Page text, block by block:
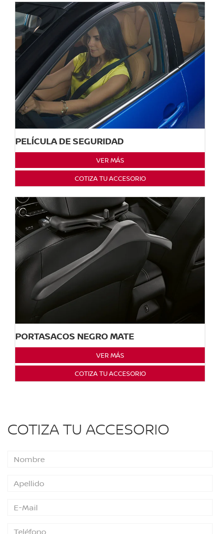
PELÍCULA DE SEGURIDAD
VER MÁS
COTIZA TU ACCESORIO
PORTASACOS NEGRO MATE
VER MÁS
COTIZA TU ACCESORIO
COTIZA TU ACCESORIO